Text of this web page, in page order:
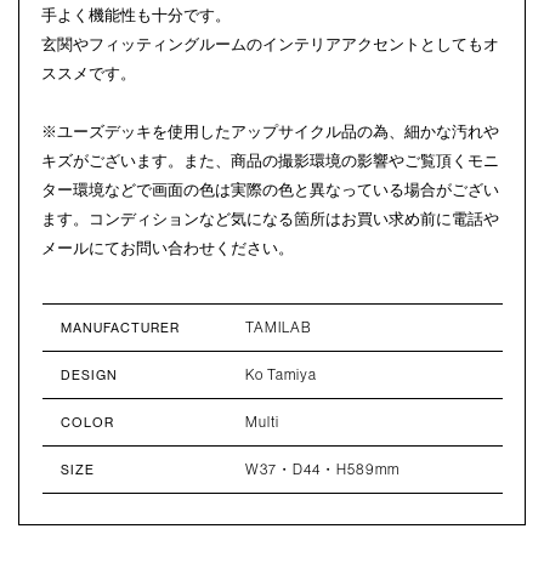
手よく機能性も十分です。
玄関やフィッティングルームのインテリアアクセントとしてもオ
ススメです。
※ユーズデッキを使用したアップサイクル品の為、細かな汚れや
キズがございます。また、商品の撮影環境の影響やご覧頂くモニ
ター環境などで画面の色は実際の色と異なっている場合がござい
ます。コンディションなど気になる箇所はお買い求め前に電話や
メールにてお問い合わせください。
MANUFACTURER TAMILAB
DESIGN Ko Tamiya
COLOR Multi
SIZE W37・D44・H589mm